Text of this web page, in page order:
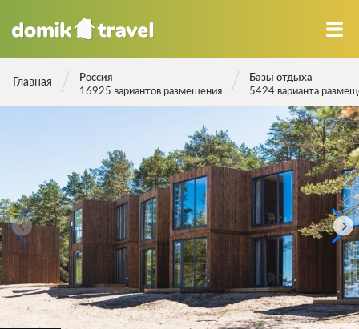
Главная
Россия
16925 вариантов размещения
Базы отдыха
5424 варианта